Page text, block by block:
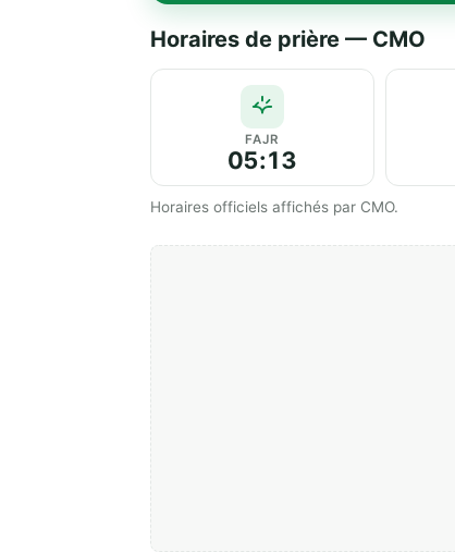
Horaires de prière — CMO
FAJR
05:13
Horaires officiels affichés par CMO.